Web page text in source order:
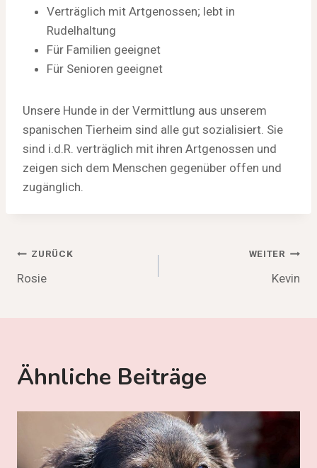
Verträglich mit Artgenossen; lebt in
Rudelhaltung
Für Familien geeignet
Für Senioren geeignet
Unsere Hunde in der Vermittlung aus unserem
spanischen Tierheim sind alle gut sozialisiert. Sie
sind i.d.R. verträglich mit ihren Artgenossen und
zeigen sich dem Menschen gegenüber offen und
zugänglich.
Beitragsnavigation
ZURÜCK
Rosie
WEITER
Kevin
Ähnliche Beiträge